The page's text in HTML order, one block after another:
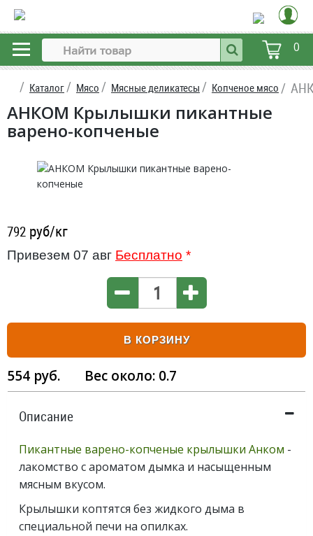
0
Каталог Мясо Мясные деликатесы Копченое мясо
АНКОМ Крылышки пикантные
варено-копченые
792 руб/кг
Привезем 07 авг Бесплатно *
В КОРЗИНУ
554 руб. Вес около: 0.7
Описание
Пикантные варено-копченые крылышки Анком -
лакомство с ароматом дымка и насыщенным
мясным вкусом.
Крылышки коптятся без жидкого дыма в
специальной печи на опилках.